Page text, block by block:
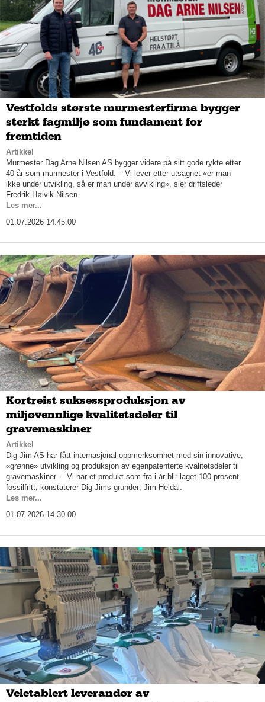
Vestfolds største murmesterfirma bygger
sterkt fagmiljø som fundament for
fremtiden
Artikkel
Murmester Dag Arne Nilsen AS bygger videre på sitt gode rykte etter
40 år som murmester i Vestfold. – Vi lever etter utsagnet «er man
ikke under utvikling, så er man under avvikling», sier driftsleder
Fredrik Høivik Nilsen.
Les mer...
01.07.2026 14.45.00
Kortreist suksessproduksjon av
miljøvennlige kvalitetsdeler til
gravemaskiner
Artikkel
Dig Jim AS har fått internasjonal oppmerksomhet med sin innovative,
«grønne» utvikling og produksjon av egenpatenterte kvalitetsdeler til
gravemaskiner. – Vi har et produkt som fra i år blir laget 100 prosent
fossilfritt, konstaterer Dig Jims gründer; Jim Heldal.
Les mer...
01.07.2026 14.30.00
Veletablert leverandør av